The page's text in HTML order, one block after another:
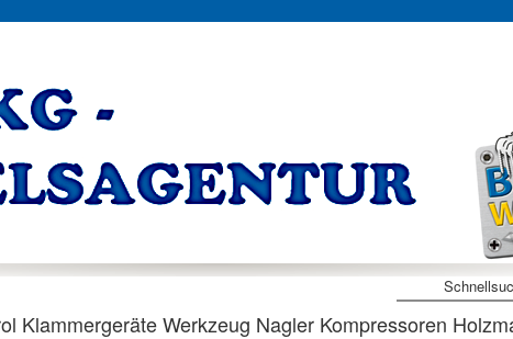
Klammergeräte Werkzeug Nagler Kompressoren